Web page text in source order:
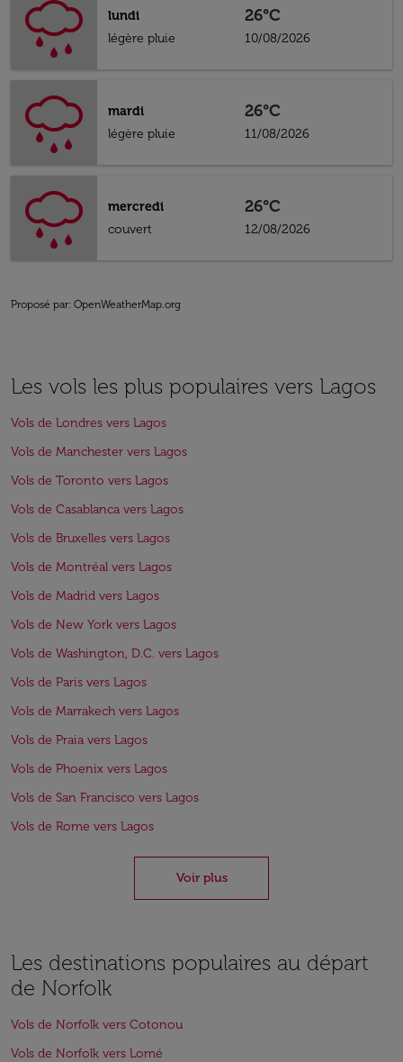
lundi
légère pluie
26°C
10/08/2026
mardi
légère pluie
26°C
11/08/2026
mercredi
couvert
26°C
12/08/2026
Proposé par: OpenWeatherMap.org
Les vols les plus populaires vers Lagos
Vols de Londres vers Lagos
Vols de Manchester vers Lagos
Vols de Toronto vers Lagos
Vols de Casablanca vers Lagos
Vols de Bruxelles vers Lagos
Vols de Montréal vers Lagos
Vols de Madrid vers Lagos
Vols de New York vers Lagos
Vols de Washington, D.C. vers Lagos
Vols de Paris vers Lagos
Vols de Marrakech vers Lagos
Vols de Praia vers Lagos
Vols de Phoenix vers Lagos
Vols de San Francisco vers Lagos
Vols de Rome vers Lagos
Voir plus
Les destinations populaires au départ
de Norfolk
Vols de Norfolk vers Cotonou
Vols de Norfolk vers Lomé